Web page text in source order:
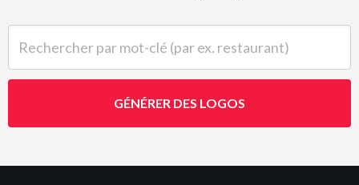
GÉNÉRER DES LOGOS